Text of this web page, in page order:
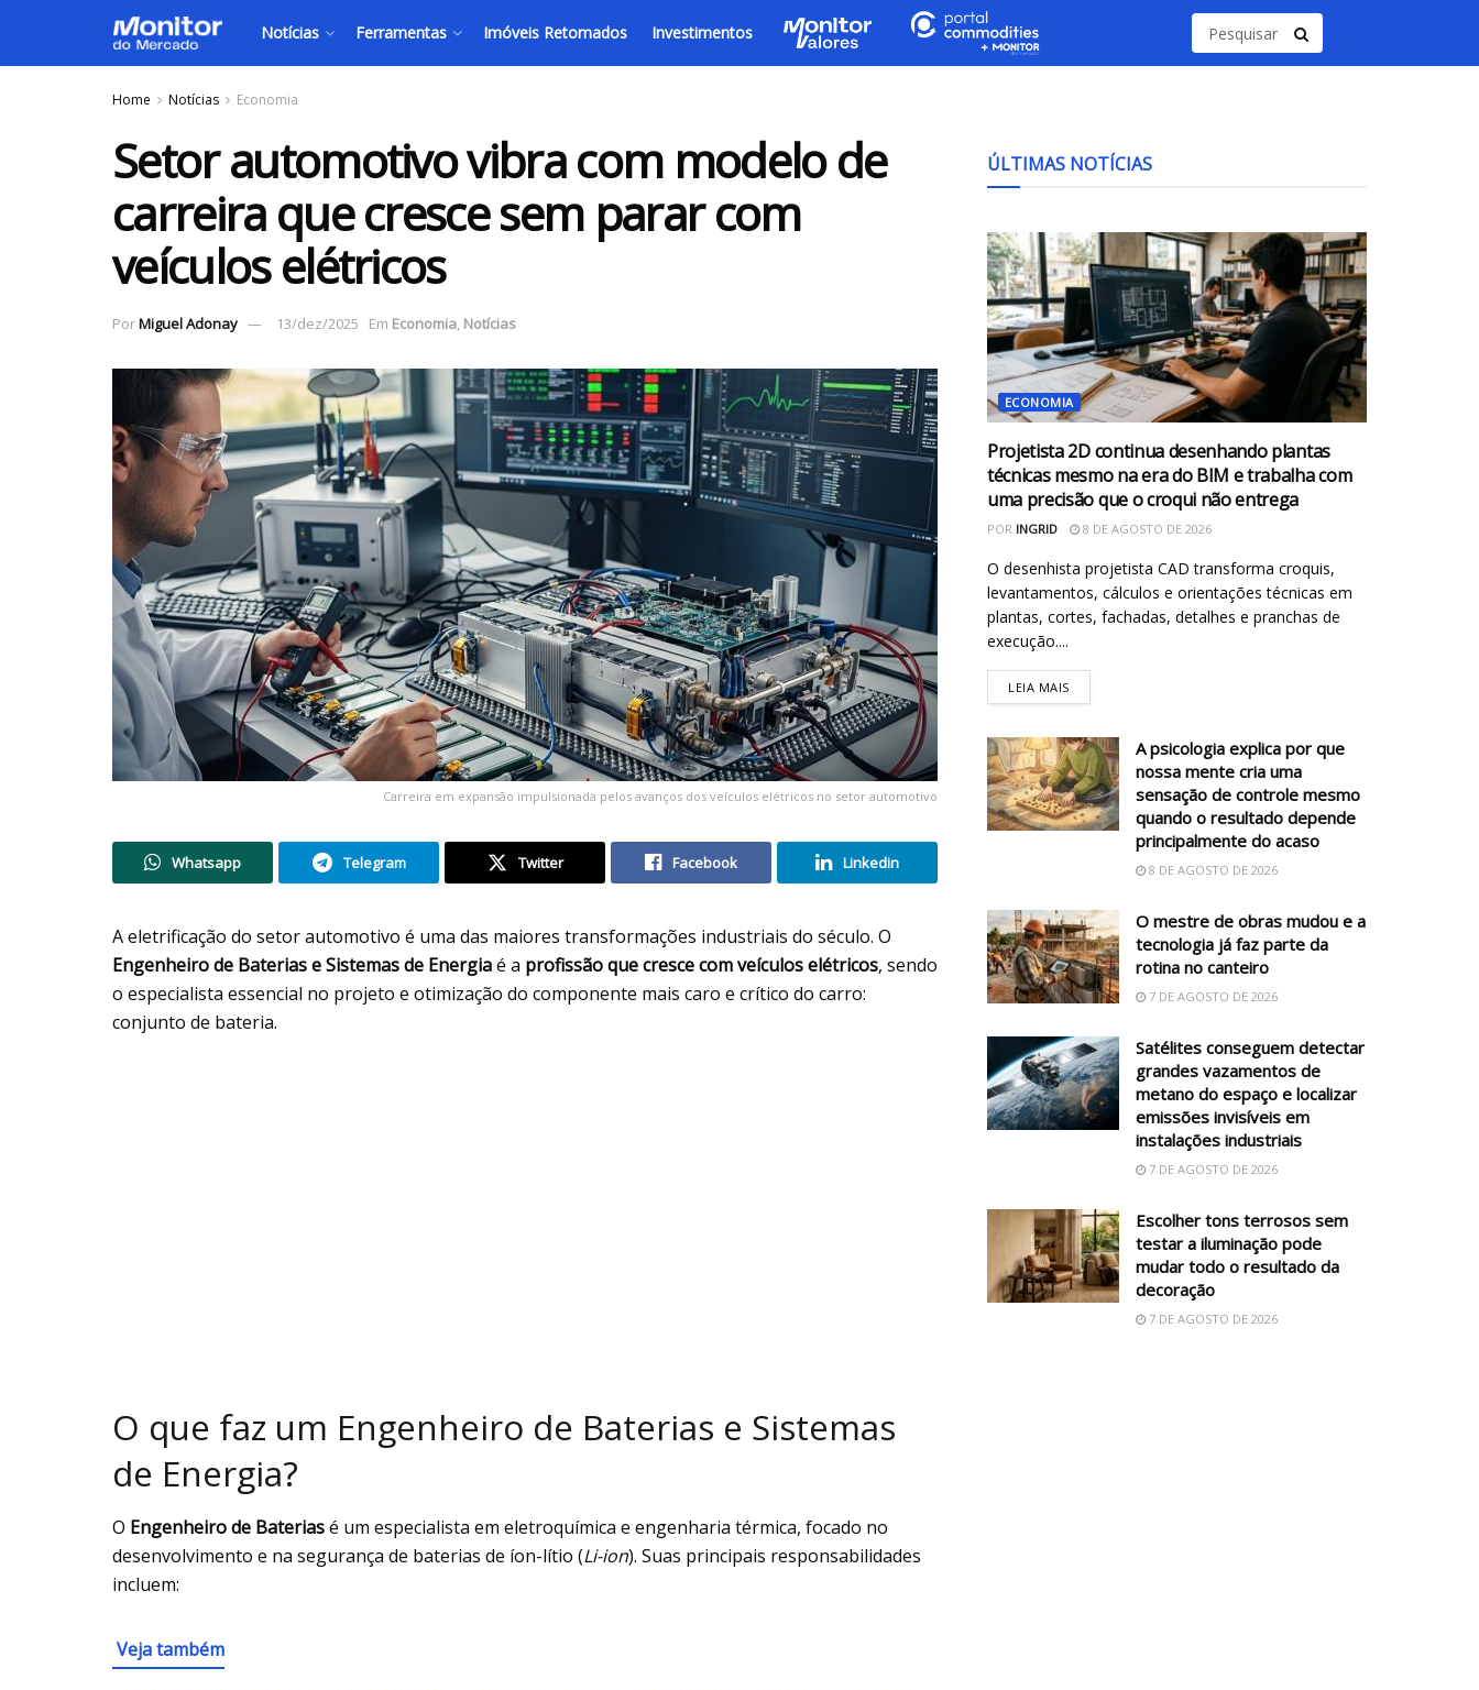
Notícias Ferramentas Imóveis Retomados Investimentos
Home Notícias Economia
Setor automotivo vibra com modelo de
carreira que cresce sem parar com
veículos elétricos
PorMiguel Adonay 13/dez/2025 Em Economia, Notícias
Carreira em expansão impulsionada pelos avanços dos veículos elétricos no setor automotivo
Whatsapp Telegram Twitter Facebook Linkedin
A eletrificação do setor automotivo é uma das maiores transformações industriais do século. O
Engenheiro de Baterias e Sistemas de Energiaé a profissão que cresce com veículos elétricos, sendo
o especialista essencial no projeto e otimização do componente mais caro e crítico do carro:
conjunto de bateria.
O que faz um Engenheiro de Baterias e Sistemas
de Energia?
O Engenheiro de Bateriasé um especialista em eletroquímica e engenharia térmica, focado no
desenvolvimento e na segurança de baterias de íon-lítio (Li-ion). Suas principais responsabilidades
incluem:
Veja também
ÚLTIMAS NOTÍCIAS
ECONOMIA
Projetista 2D continua desenhando plantas
técnicas mesmo na era do BIM e trabalha com
uma precisão que o croqui não entrega
POR INGRID 8 DE AGOSTO DE 2026
O desenhista projetista CAD transforma croquis,
levantamentos, cálculos e orientações técnicas em
plantas, cortes, fachadas, detalhes e pranchas de
execução....
LEIA MAIS
A psicologia explica por que
nossa mente cria uma
sensação de controle mesmo
quando o resultado depende
principalmente do acaso
8 DE AGOSTO DE 2026
O mestre de obras mudou e a
tecnologia já faz parte da
rotina no canteiro
7 DE AGOSTO DE 2026
Satélites conseguem detectar
grandes vazamentos de
metano do espaço e localizar
emissões invisíveis em
instalações industriais
7 DE AGOSTO DE 2026
Escolher tons terrosos sem
testar a iluminação pode
mudar todo o resultado da
decoração
7 DE AGOSTO DE 2026